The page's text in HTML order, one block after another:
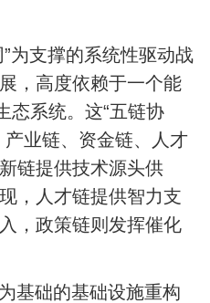
为支撑的系统性驱动战
，高度依赖于一个能
态系统。这“五链协
产业链、资金链、人才
链提供技术源头供
，人才链提供智力支
，政策链则发挥催化
基础的基础设施重构